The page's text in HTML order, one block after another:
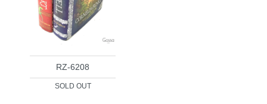
RZ-6208
SOLD OUT